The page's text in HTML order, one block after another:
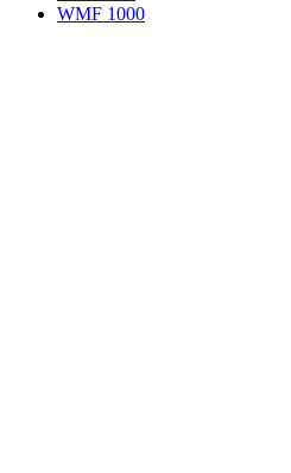
WMF 1000